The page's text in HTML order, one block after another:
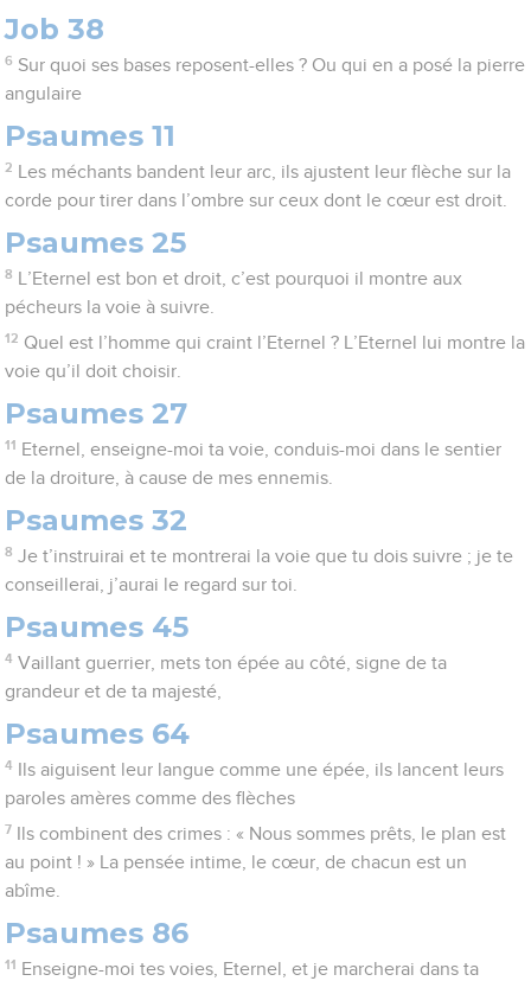
Job 38
6 Sur quoi ses bases reposent-elles ? Ou qui en a posé la pierre
angulaire
Psaumes 11
2
Les méchants bandent leur arc, ils ajustent leur flèche sur la
corde pour tirer dans l’ombre sur ceux dont le cœur est droit.
Psaumes 25
8
L’Eternel est bon et droit, c’est pourquoi il montre aux
pécheurs la voie à suivre.
12 Quel est l’homme qui craint l’Eternel ? L’Eternel lui montre la
voie qu’il doit choisir.
Psaumes 27
11 Eternel, enseigne-moi ta voie, conduis-moi dans le sentier
de la droiture, à cause de mes ennemis.
Psaumes 32
8 Je t’instruirai et te montrerai la voie que tu dois suivre ; je te
conseillerai, j’aurai le regard sur toi.
Psaumes 45
4 Vaillant guerrier, mets ton épée au côté, signe de ta
grandeur et de ta majesté,
Psaumes 64
4
Ils aiguisent leur langue comme une épée, ils lancent leurs
paroles amères comme des flèches
7
Ils combinent des crimes : « Nous sommes prêts, le plan est
au point ! » La pensée intime, le cœur, de chacun est un
abîme.
Psaumes 86
11 Enseigne-moi tes voies, Eternel, et je marcherai dans ta